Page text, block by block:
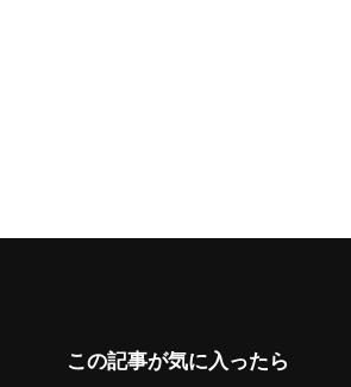
この記事が気に入ったら